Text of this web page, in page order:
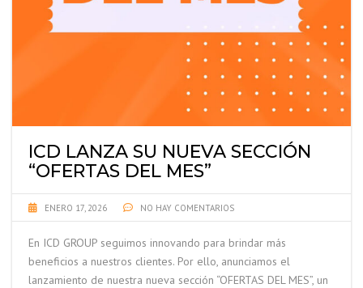
ICD LANZA SU NUEVA SECCIÓN
“OFERTAS DEL MES”
ENERO 17, 2026 NO HAY COMENTARIOS
En ICD GROUP seguimos innovando para brindar más
beneficios a nuestros clientes. Por ello, anunciamos el
lanzamiento de nuestra nueva sección “OFERTAS DEL MES”, un